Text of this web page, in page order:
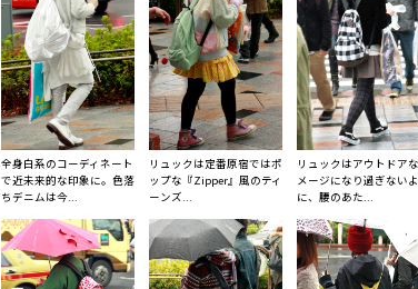
全身白系のコーディネート
で近未来的な印象に。色落
ちデニムは今...
リュックは定番原宿ではポ
ップな『Zipper』風のティ
ーンズ...
リュックはアウトドア
メージになり過ぎない
に、腰のあた...